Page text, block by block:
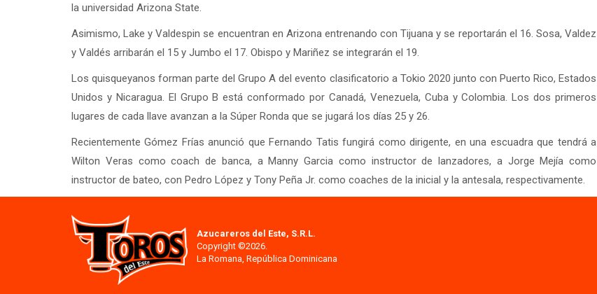
la universidad Arizona State.
Asimismo, Lake y Valdespin se encuentran en Arizona entrenando con Tijuana y se reportarán el 16. Sosa, Valdez
y Valdés arribarán el 15 y Jumbo el 17. Obispo y Mariñez se integrarán el 19.
Los quisqueyanos forman parte del Grupo A del evento clasificatorio a Tokio 2020 junto con Puerto Rico, Estados
Unidos y Nicaragua. El Grupo B está conformado por Canadá, Venezuela, Cuba y Colombia. Los dos primeros
lugares de cada llave avanzan a la Súper Ronda que se jugará los días 25 y 26.
Recientemente Gómez Frías anunció que Fernando Tatis fungirá como dirigente, en una escuadra que tendrá a
Wilton Veras como coach de banca, a Manny Garcia como instructor de lanzadores, a Jorge Mejía como
instructor de bateo, con Pedro López y Tony Peña Jr. como coaches de la inicial y la antesala, respectivamente.
Azucareros del Este, S.R.L.
Copyright ©2026.
La Romana, República Dominicana